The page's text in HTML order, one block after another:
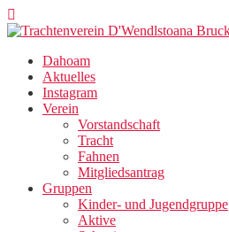
Zum
Inhalt
Dahoam
Aktuelles
Instagram
Verein
Vorstandschaft
Tracht
Fahnen
Mitgliedsantrag
Gruppen
Kinder- und Jugendgruppe
Aktive